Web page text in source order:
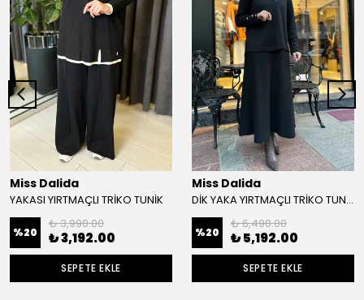
Miss Dalida
YAKASI YIRTMAÇLI TRİKO TUNİK
%20
₺ 3,990.00
₺ 3,192.00
SEPETE EKLE
Miss Dalida
DİK YAKA YIRTMAÇLI TRİKO TUNİK
%20
₺ 6,490.00
₺ 5,192.00
SEPETE EKLE